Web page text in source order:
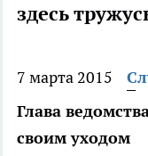
здесь
7 марта 2015
Глава
своим уходом